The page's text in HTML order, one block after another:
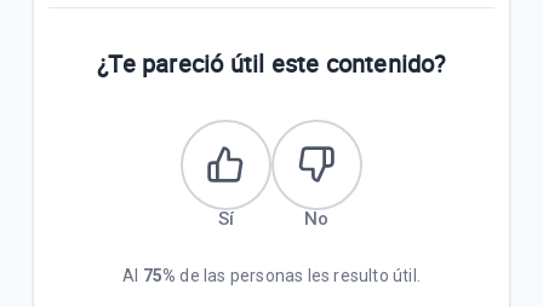
¿Te pareció útil este contenido?
Sí No
Al 75% de las personas les resulto útil.